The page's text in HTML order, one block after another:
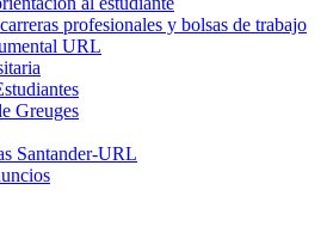
profesionales y bolsas de trabajo
URL
Greuges
Santander-URL